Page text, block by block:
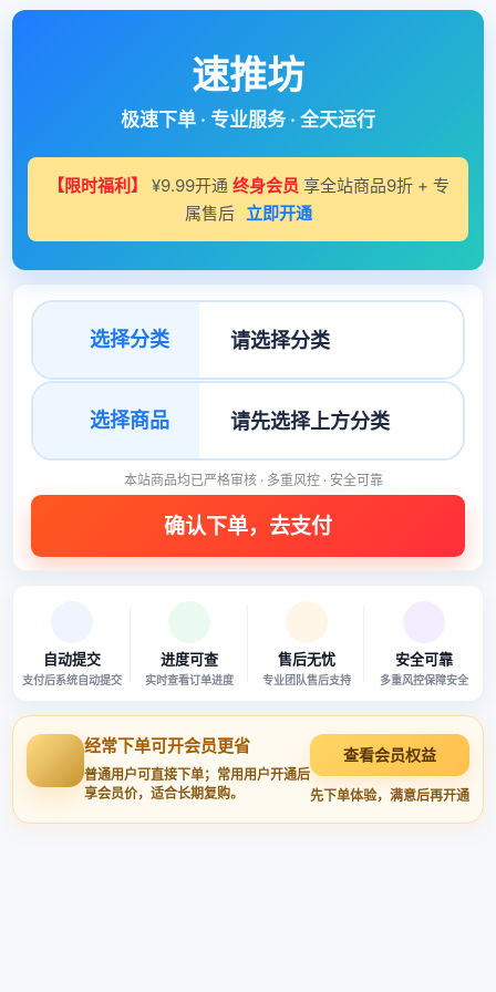
速推坊
极速下单 · 专业服务 · 全天运行
【限时福利】 ¥9.99开通 终身会员 享全站商品9折 + 专
属售后 立即开通
选择分类
选择商品
本站商品均已严格审核 · 多重风控 · 安全可靠
自动提交
支付后系统自动提交
进度可查
实时查看订单进度
售后无忧
专业团队售后支持
安全可靠
多重风控保障安全
经常下单可开会员更省
普通用户可直接下单；常用用户开通后
享会员价，适合长期复购。
查看会员权益
先下单体验，满意后再开通